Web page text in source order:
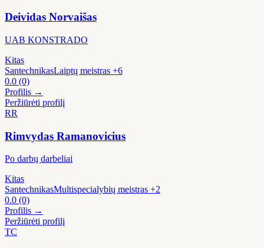
Deividas Norvaišas
UAB KONSTRADO
Kitas
SantechnikasLaiptų meistras +6
0.0 (0)
Profilis →
Peržiūrėti profilį
RR
Rimvydas Ramanovicius
Po darbų darbeliai
Kitas
SantechnikasMultispecialybių meistras +2
0.0 (0)
Profilis →
Peržiūrėti profilį
TC